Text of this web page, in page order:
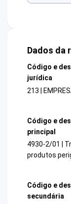
Dados da
Código e
jurídica
213 |
Código e
principal
4930-2/01 |
produtos
Código e
secundária